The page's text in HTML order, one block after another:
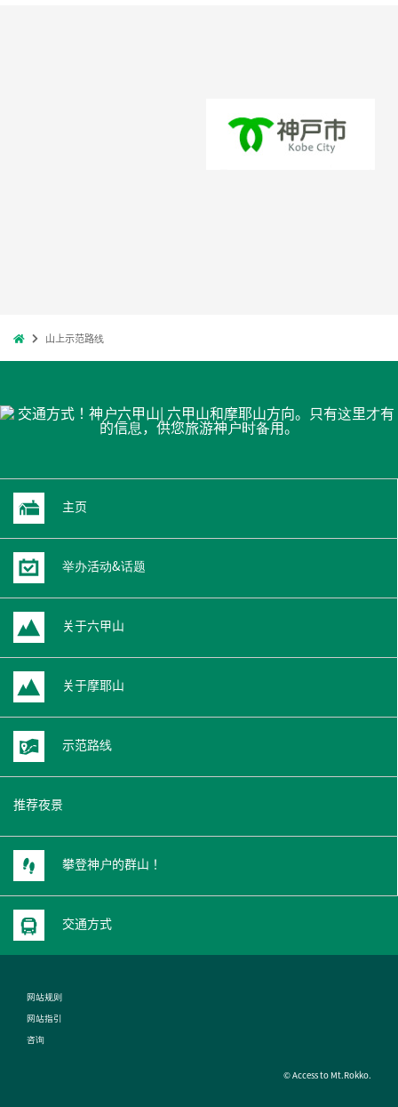
山上示范路线
主页
举办活动&话题
关于六甲山
关于摩耶山
示范路线
推荐夜景
攀登神户的群山！
交通方式
网站规则
网站指引
咨询
© Access to Mt.Rokko.